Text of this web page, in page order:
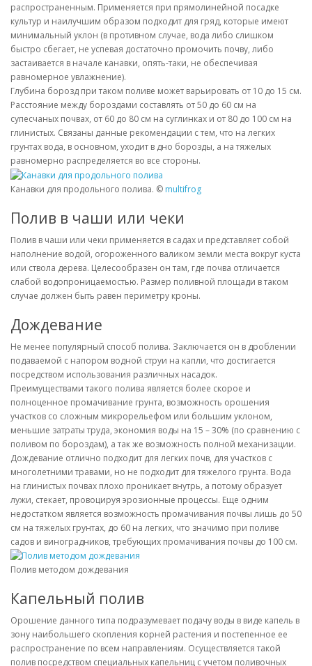
распространенным. Применяется при прямолинейной посадке
культур и наилучшим образом подходит для гряд, которые имеют
минимальный уклон (в противном случае, вода либо слишком
быстро сбегает, не успевая достаточно промочить почву, либо
застаивается в начале канавки, опять-таки, не обеспечивая
равномерное увлажнение).
Глубина борозд при таком поливе может варьировать от 10 до 15 см.
Расстояние между бороздами составлять от 50 до 60 см на
супесчаных почвах, от 60 до 80 см на суглинках и от 80 до 100 см на
глинистых. Связаны данные рекомендации с тем, что на легких
грунтах вода, в основном, уходит в дно борозды, а на тяжелых
равномерно распределяется во все стороны.
Канавки для продольного полива. © multifrog
Полив в чаши или чеки
Полив в чаши или чеки применяется в садах и представляет собой
наполнение водой, огороженного валиком земли места вокруг куста
или ствола дерева. Целесообразен он там, где почва отличается
слабой водопроницаемостью. Размер поливной площади в таком
случае должен быть равен периметру кроны.
Дождевание
Не менее популярный способ полива. Заключается он в дроблении
подаваемой с напором водной струи на капли, что достигается
посредством использования различных насадок.
Преимуществами такого полива является более скорое и
полноценное промачивание грунта, возможность орошения
участков со сложным микрорельефом или большим уклоном,
меньшие затраты труда, экономия воды на 15 – 30% (по сравнению с
поливом по бороздам), а так же возможность полной механизации.
Дождевание отлично подходит для легких почв, для участков с
многолетними травами, но не подходит для тяжелого грунта. Вода
на глинистых почвах плохо проникает внутрь, а потому образует
лужи, стекает, провоцируя эрозионные процессы. Еще одним
недостатком является возможность промачивания почвы лишь до 50
см на тяжелых грунтах, до 60 на легких, что значимо при поливе
садов и виноградников, требующих промачивания почвы до 100 см.
Полив методом дождевания
Капельный полив
Орошение данного типа подразумевает подачу воды в виде капель в
зону наибольшего скопления корней растения и постепенное ее
распространение по всем направлениям. Осуществляется такой
полив посредством специальных капельниц с учетом поливочных